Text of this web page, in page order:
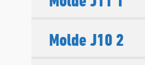
Molde J10 2